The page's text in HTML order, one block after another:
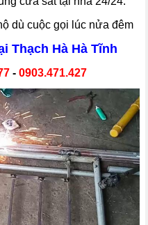
dù cuộc gọi lúc nửa đêm
Thạch Hà Hà Tĩnh
- 0903.471.427